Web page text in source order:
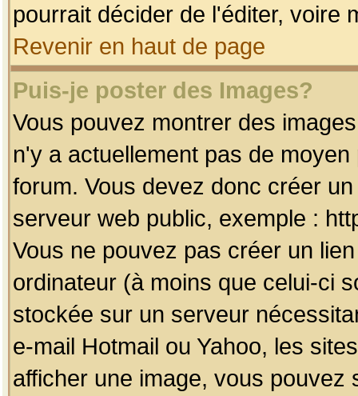
pourrait décider de l'éditer, voire
Revenir en haut de page
Puis-je poster des Images?
Vous pouvez montrer des
n'y a actuellement pas de
forum. Vous devez donc créer
serveur web public, exemple :
Vous ne pouvez pas créer un
ordinateur (à moins que celui-ci
stockée sur un serveur
e-mail Hotmail ou Yahoo, les
afficher une image, vous pouvez